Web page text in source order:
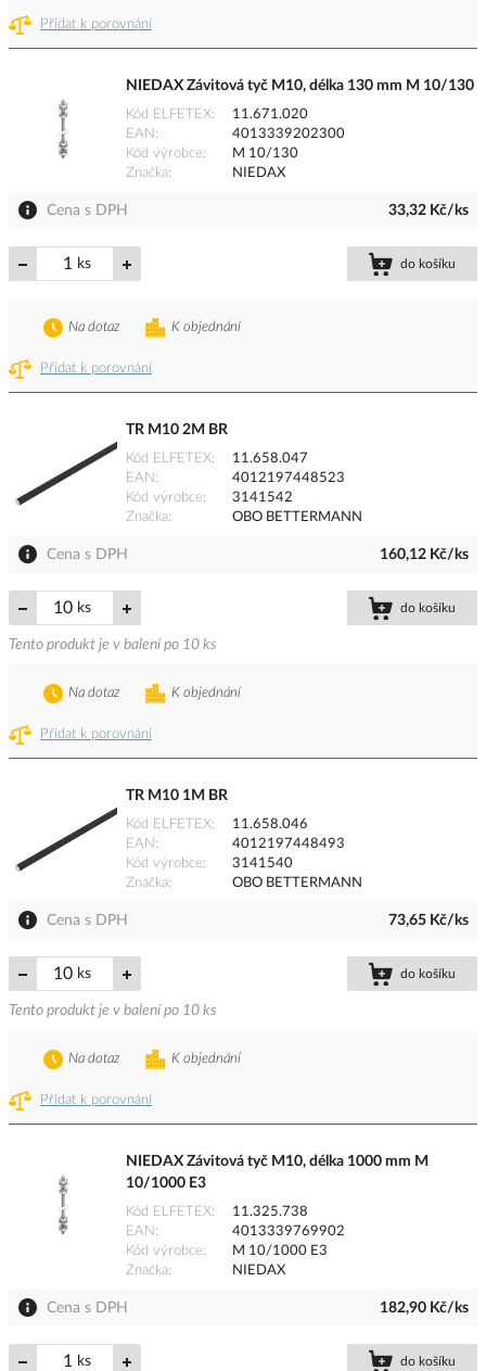
Přidat k porovnání
NIEDAX Závitová tyč M10, délka 130 mm M 10/130
Kód ELFETEX
11.671.020
EAN
4013339202300
Kód výrobce
M 10/130
Značka
NIEDAX
Cena s DPH 33,32 Kč/ks
ks do košíku
Přidat k porovnání
K objednání
Na dotaz
TR M10 2M BR
Kód ELFETEX
11.658.047
EAN
4012197448523
Kód výrobce
3141542
Značka
OBO BETTERMANN
Cena s DPH 160,12 Kč/ks
ks do košíku
Tento produkt je v balení po 10 ks
Přidat k porovnání
K objednání
Na dotaz
TR M10 1M BR
Kód ELFETEX
11.658.046
EAN
4012197448493
Kód výrobce
3141540
Značka
OBO BETTERMANN
Cena s DPH 73,65 Kč/ks
ks do košíku
Tento produkt je v balení po 10 ks
Přidat k porovnání
K objednání
Na dotaz
NIEDAX Závitová tyč M10, délka 1000 mm M
10/1000 E3
Kód ELFETEX
11.325.738
EAN
4013339769902
Kód výrobce
M 10/1000 E3
Značka
NIEDAX
Cena s DPH 182,90 Kč/ks
ks do košíku